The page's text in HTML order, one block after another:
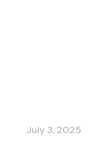
July 3, 2025